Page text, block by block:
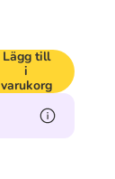
Lägg till
i
varukorg